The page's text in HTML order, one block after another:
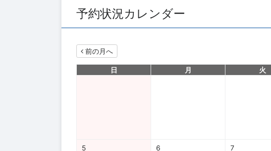
予約状況カレンダー
前の月へ
日 月 火
5 6 7